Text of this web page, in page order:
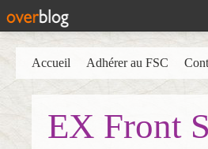
EX Front
Accueil Adhérer au FSC